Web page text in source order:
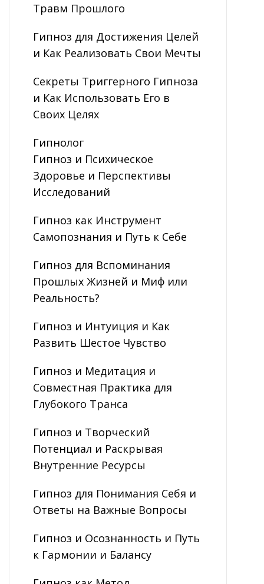
Травм Прошлого
Гипноз для Достижения Целей
и Как Реализовать Свои Мечты
Секреты Триггерного Гипноза
и Как Использовать Его в
Своих Целях
Гипнолог
Гипноз и Психическое
Здоровье и Перспективы
Исследований
Гипноз как Инструмент
Самопознания и Путь к Себе
Гипноз для Вспоминания
Прошлых Жизней и Миф или
Реальность?
Гипноз и Интуиция и Как
Развить Шестое Чувство
Гипноз и Медитация и
Совместная Практика для
Глубокого Транса
Гипноз и Творческий
Потенциал и Раскрывая
Внутренние Ресурсы
Гипноз для Понимания Себя и
Ответы на Важные Вопросы
Гипноз и Осознанность и Путь
к Гармонии и Балансу